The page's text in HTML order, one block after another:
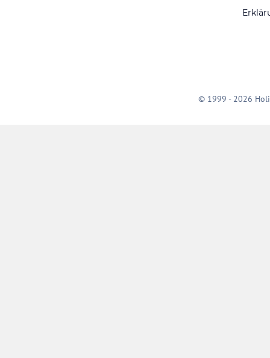
© 1999 - 2026